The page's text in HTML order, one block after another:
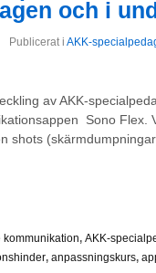
och i
Publicerat i AKK-
av AKK-
Sono Flex.
shots
kommunikation, AKK-
, anpassningskurs,